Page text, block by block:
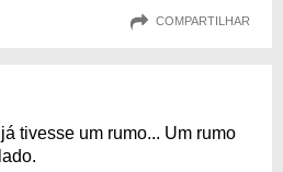
COMPARTILHAR
tivesse um rumo... Um rumo